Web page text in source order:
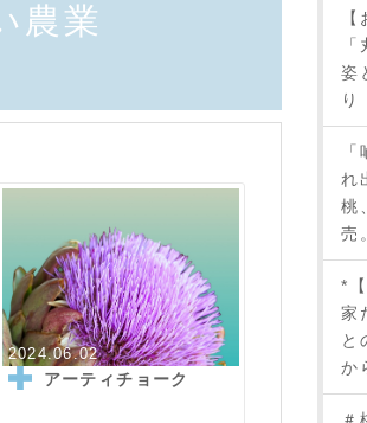
農業
2024.06.02
アーティチョーク
姿
り
れ
桃
売
*
家
と
か